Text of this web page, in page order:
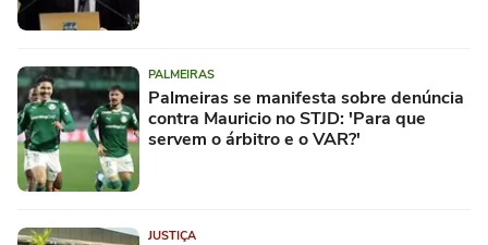
PALMEIRAS
Palmeiras se manifesta sobre denúncia
contra Mauricio no STJD: 'Para que
servem o árbitro e o VAR?'
JUSTIÇA